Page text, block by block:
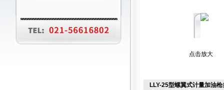
点击放大
LLY-25型螺翼式计量加油枪